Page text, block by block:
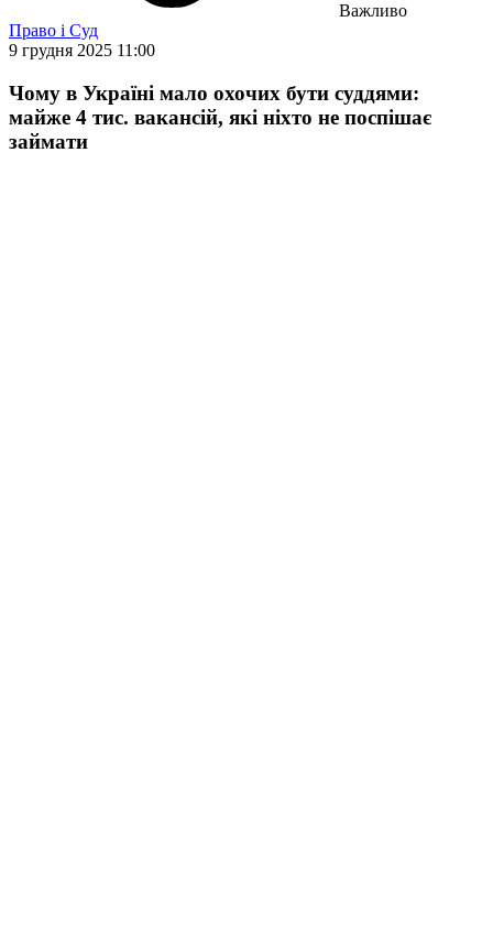
Важливо
Право і Суд
9 грудня 2025 11:00
Чому в Україні мало охочих бути суддями:
майже 4 тис. вакансій, які ніхто не поспішає
займати